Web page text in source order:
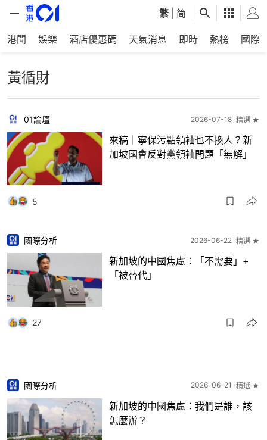
繁 简
港聞 娛樂 酒店優惠碼 天氣消息 即時 熱榜 國際
黃循財
01論壇 2026-07-18 精選 ★
來稿｜寧保污點領袖也不換人？新
加坡國會反對黨領袖問題「無解」
5
國際分析 2026-06-22 精選 ★
新加坡的中國焦慮：「不需要」+
「被替代」
27
國際分析 2026-06-21 精選 ★
新加坡的中國焦慮：我們是誰，該
怎麼辦？